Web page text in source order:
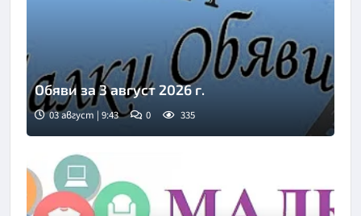
Обяви за 3 август 2026 г.
03 август | 9:43 0 335